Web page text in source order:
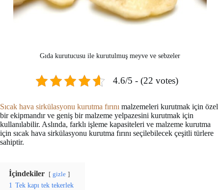
Gıda kurutucusu ile kurutulmuş meyve ve sebzeler
4.6/5 - (22 votes)
Sıcak hava sirkülasyonu kurutma fırını malzemeleri kurutmak için özel
bir ekipmandır ve geniş bir malzeme yelpazesini kurutmak için
kullanılabilir. Aslında, farklı işleme kapasiteleri ve malzeme kurutma
için sıcak hava sirkülasyonu kurutma fırını seçilebilecek çeşitli türlere
sahiptir.
İçindekiler gizle
1 Tek kapı tek tekerlek